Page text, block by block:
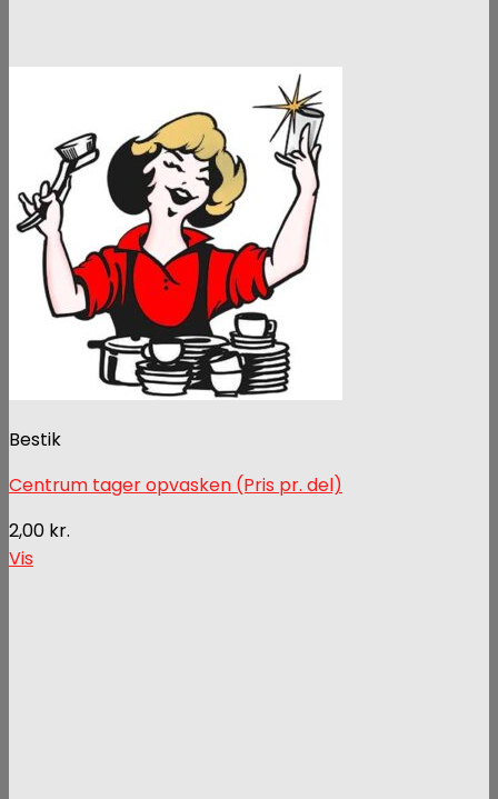
Bestik
Centrum tager opvasken (Pris pr. del)
2,00 kr.
Vis